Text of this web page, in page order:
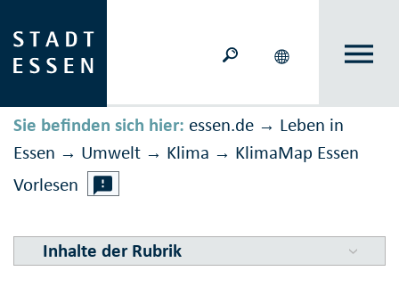
Sie befinden sich hier: essen.de → Leben in
Essen → Umwelt → Klima → KlimaMap Essen
Vorlesen
Inhalte der Rubrik